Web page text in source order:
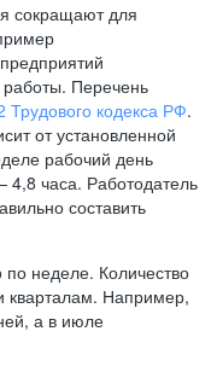
сокращают для
Перечень
Трудового кодекса РФ.
от установленной
рабочий день
4,8 часа. Работодатель
составить
неделе. Количество
кварталам. Например,
а в июле